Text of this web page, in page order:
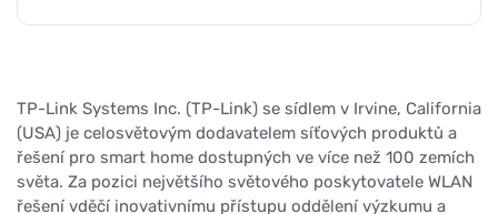
TP-Link Systems Inc. (TP-Link) se sídlem v Irvine, California
(USA) je celosvětovým dodavatelem síťových produktů a
řešení pro smart home dostupných ve více než 100 zemích
světa. Za pozici největšího světového poskytovatele WLAN
řešení vděčí inovativnímu přístupu oddělení výzkumu a